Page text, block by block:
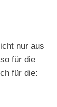
nur aus
für die
für die: